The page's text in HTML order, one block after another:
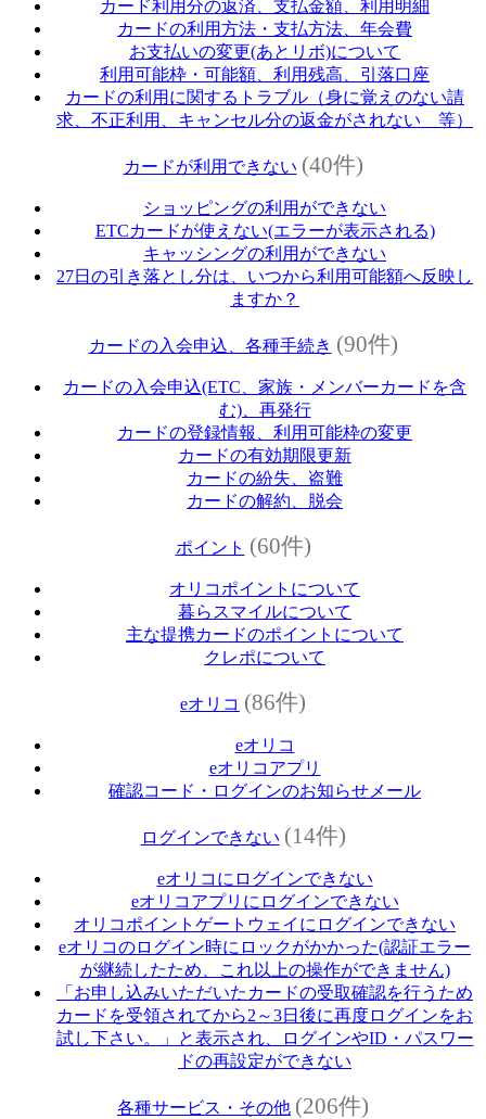
カード利用分の返済、支払金額、利用明細
カードの利用方法・支払方法、年会費
お支払いの変更(あとリボ)について
利用可能枠・可能額、利用残高、引落口座
カードの利用に関するトラブル（身に覚えのない請
求、不正利用、キャンセル分の返金がされない 等）
カードが利用できない (40件)
ショッピングの利用ができない
ETCカードが使えない(エラーが表示される)
キャッシングの利用ができない
27日の引き落とし分は、いつから利用可能額へ反映し
ますか？
カードの入会申込、各種手続き (90件)
カードの入会申込(ETC、家族・メンバーカードを含
む)、再発行
カードの登録情報、利用可能枠の変更
カードの有効期限更新
カードの紛失、盗難
カードの解約、脱会
ポイント (60件)
オリコポイントについて
暮らスマイルについて
主な提携カードのポイントについて
クレポについて
eオリコ (86件)
eオリコ
eオリコアプリ
確認コード・ログインのお知らせメール
ログインできない (14件)
eオリコにログインできない
eオリコアプリにログインできない
オリコポイントゲートウェイにログインできない
eオリコのログイン時にロックがかかった(認証エラー
が継続したため、これ以上の操作ができません)
「お申し込みいただいたカードの受取確認を行うため
カードを受領されてから2～3日後に再度ログインをお
試し下さい。」と表示され、ログインやID・パスワー
ドの再設定ができない
各種サービス・その他 (206件)